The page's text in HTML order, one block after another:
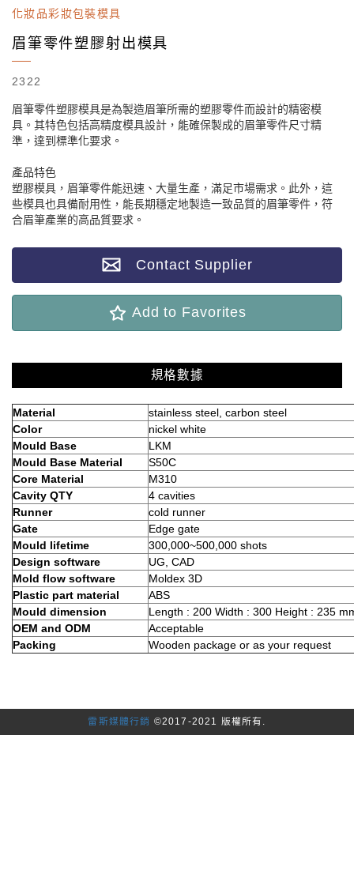
化妝品彩妝包裝模具
眉筆零件塑膠射出模具
2322
眉筆零件塑膠模具是為製造眉筆所需的塑膠零件而設計的精密模
具。其特色包括高精度模具設計，能確保製成的眉筆零件尺寸精
準，達到標準化要求。
產品特色
塑膠模具，眉筆零件能迅速、大量生產，滿足市場需求。此外，這
些模具也具備耐用性，能長期穩定地製造一致品質的眉筆零件，符
合眉筆產業的高品質要求。
Contact Supplier
Add to Favorites
規格數據
Material
stainless steel, carbon steel
Color
nickel white
Mould Base
LKM
Mould Base Material
S50C
Core Material
M310
Cavity QTY
4 cavities
Runner
cold runner
Gate
Edge gate
Mould lifetime
300,000~500,000 shots
Design software
UG, CAD
Mold flow software
Moldex 3D
Plastic part material
ABS
Mould dimension
Length : 200 Width : 300 Height : 235
OEM and ODM
Acceptable
Packing
Wooden package or as your request
雷斯媒體行銷 ©2017-2021 版權所有.